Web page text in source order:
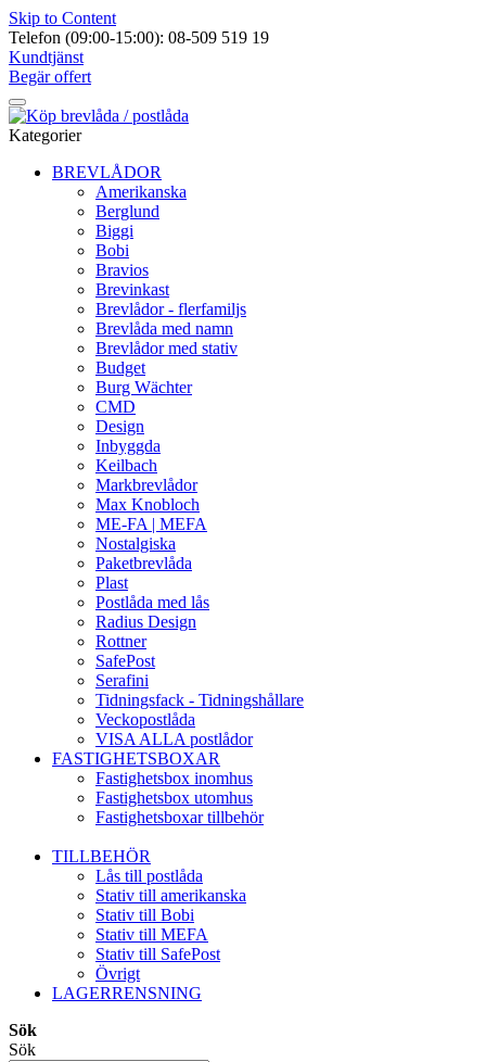
Skip to Content
Telefon (09:00-15:00): 08-509 519 19
Kundtjänst
Begär offert
Kategorier
BREVLÅDOR
Amerikanska
Berglund
Biggi
Bobi
Bravios
Brevinkast
Brevlådor - flerfamiljs
Brevlåda med namn
Brevlådor med stativ
Budget
Burg Wächter
CMD
Design
Inbyggda
Keilbach
Markbrevlådor
Max Knobloch
ME-FA | MEFA
Nostalgiska
Paketbrevlåda
Plast
Postlåda med lås
Radius Design
Rottner
SafePost
Serafini
Tidningsfack - Tidningshållare
Veckopostlåda
VISA ALLA postlådor
FASTIGHETSBOXAR
Fastighetsbox inomhus
Fastighetsbox utomhus
Fastighetsboxar tillbehör
TILLBEHÖR
Lås till postlåda
Stativ till amerikanska
Stativ till Bobi
Stativ till MEFA
Stativ till SafePost
Övrigt
LAGERRENSNING
Sök
Sök